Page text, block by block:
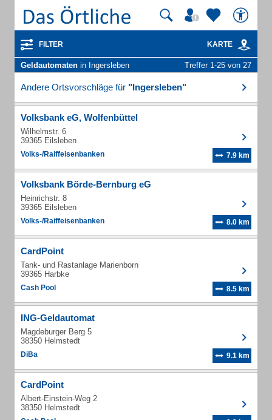
FILTER KARTE
Geldautomaten in Ingersleben Treffer 1-25 von 27
Andere Ortsvorschläge für "Ingersleben"
Volksbank eG, Wolfenbüttel
Wilhelmstr. 6
39365 Eilsleben
Volks-/Raiffeisenbanken 7.9 km
Volksbank Börde-Bernburg eG
Heinrichstr. 8
39365 Eilsleben
Volks-/Raiffeisenbanken 8.0 km
CardPoint
Tank- und Rastanlage Marienborn
39365 Harbke
Cash Pool 8.5 km
ING-Geldautomat
Magdeburger Berg 5
38350 Helmstedt
DiBa 9.1 km
CardPoint
Albert-Einstein-Weg 2
38350 Helmstedt